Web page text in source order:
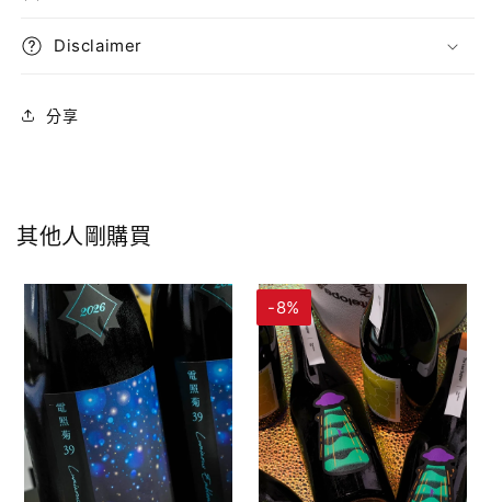
Disclaimer
分享
其他人剛購買
-8%